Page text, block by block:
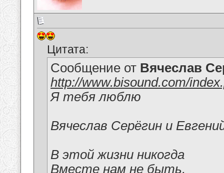
Цитата:
Сообщение от Вячеслав
http://www.bisound.com/
Я тебя люблю
Вячеслав Серёгин и
В этой жизни никогда
Вместе нам не быть,